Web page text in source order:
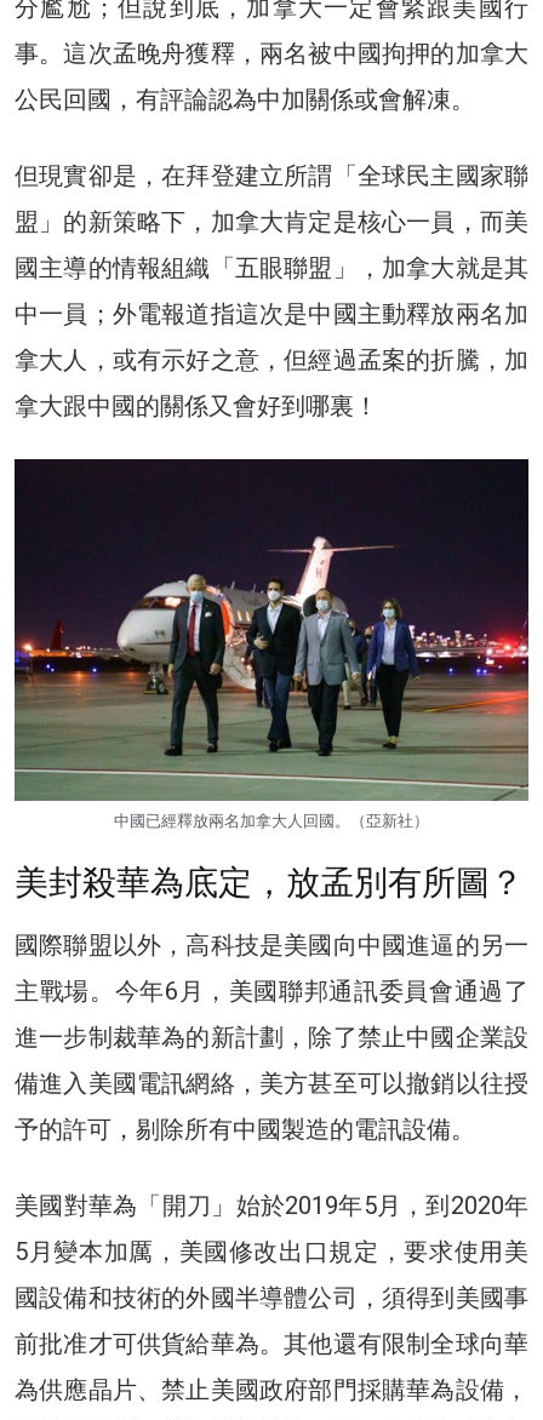
分尷尬；但說到底，加拿大一定會緊跟美國行
事。這次孟晚舟獲釋，兩名被中國拘押的加拿大
公民回國，有評論認為中加關係或會解凍。
但現實卻是，在拜登建立所謂「全球民主國家聯
盟」的新策略下，加拿大肯定是核心一員，而美
國主導的情報組織「五眼聯盟」，加拿大就是其
中一員；外電報道指這次是中國主動釋放兩名加
拿大人，或有示好之意，但經過孟案的折騰，加
拿大跟中國的關係又會好到哪裏！
中國已經釋放兩名加拿大人回國。（亞新社）
美封殺華為底定，放孟別有所圖？
國際聯盟以外，高科技是美國向中國進逼的另一
主戰場。今年6月，美國聯邦通訊委員會通過了
進一步制裁華為的新計劃，除了禁止中國企業設
備進入美國電訊網絡，美方甚至可以撤銷以往授
予的許可，剔除所有中國製造的電訊設備。
美國對華為「開刀」始於2019年5月，到2020年
5月變本加厲，美國修改出口規定，要求使用美
國設備和技術的外國半導體公司，須得到美國事
前批准才可供貨給華為。其他還有限制全球向華
為供應晶片、禁止美國政府部門採購華為設備，